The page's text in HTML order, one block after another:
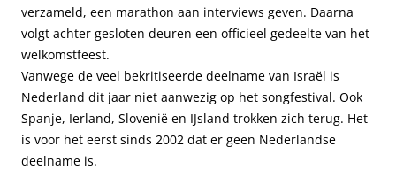
verzameld, een marathon aan interviews geven. Daarna
volgt achter gesloten deuren een officieel gedeelte van het
welkomstfeest.
Vanwege de veel bekritiseerde deelname van Israël is
Nederland dit jaar niet aanwezig op het songfestival. Ook
Spanje, Ierland, Slovenië en IJsland trokken zich terug. Het
is voor het eerst sinds 2002 dat er geen Nederlandse
deelname is.